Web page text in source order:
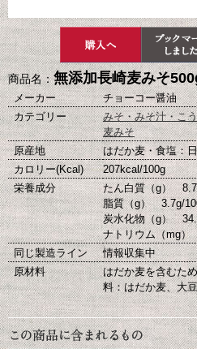
商品名：無添加長崎麦みそ
メーカー
チョーコー醤油
カテゴリー
みそ・みそ汁・こ
麦みそ
原産地
はだか麦・食塩：
カロリー(Kcal)
207kcal/100g
栄養成分
たん白質（g）
脂質（g） 3.7g/
炭水化物（g）
ナトリウム（mg
同じ製造ライン
情報収集中
原材料
はだか麦を含むた
料：はだか麦、大